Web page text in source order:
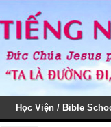
Học Viện / Bible